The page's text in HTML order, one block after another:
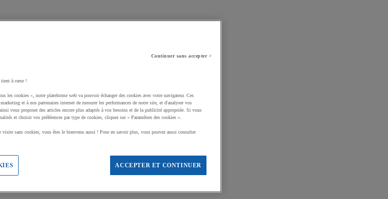
Continuer sans accepter >
tient à cœur !
les cookies », notre plateforme web va pouvoir échanger des cookies avec votre navigateur. Ces
et à nos partenaires internet de mesurer les performances de notre site, et d'analyser vos
vous proposer des articles encore plus adaptés à vos besoins et de la publicité appropriée. Si vous
et choisir vos préférences par type de cookies, cliquez sur « Paramètres des cookies ».
sans cookies, vous êtes le bienvenu aussi ! Pour en savoir plus, vous pouvez aussi consulter
ACCEPTER ET CONTINUER